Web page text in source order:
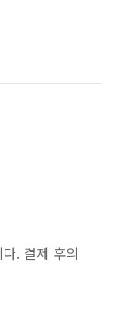
. 결제 후의